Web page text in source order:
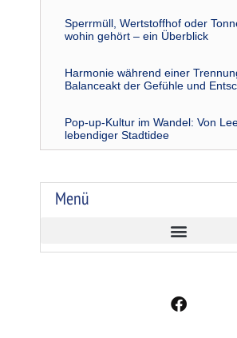
Sperrmüll, Wertstoffhof oder
wohin gehört – ein Überblick
Harmonie während einer
Balanceakt der Gefühle und
Pop-up-Kultur im Wandel: Von
lebendiger Stadtidee
Menü
F
a